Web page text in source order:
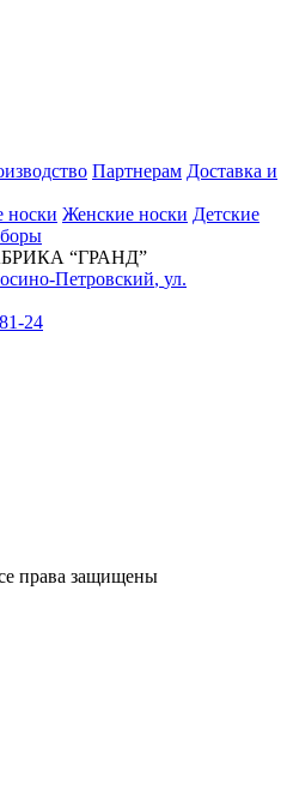
Партнерам Доставка и
носки Женские носки Детские
“ГРАНД”
Петровский, ул.
24
права защищены